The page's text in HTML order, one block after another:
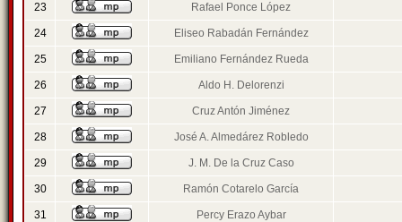
23 Rafael Ponce López
24 Eliseo Rabadán Fernández
25 Emiliano Fernández Rueda
26 Aldo H. Delorenzi
27 Cruz Antón Jiménez
28 José A. Almedárez Robledo
29 J. M. De la Cruz Caso
30 Ramón Cotarelo García
31 Percy Erazo Aybar